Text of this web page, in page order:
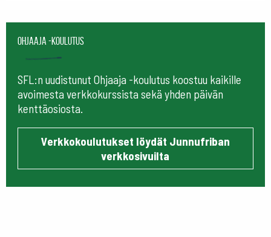
Ohjaaja -koulutus
SFL:n uudistunut Ohjaaja -koulutus koostuu kaikille
avoimesta verkkokurssista sekä yhden päivän
kenttäosiosta.
Verkkokoulutukset löydät Junnufriban
verkkosivuilta